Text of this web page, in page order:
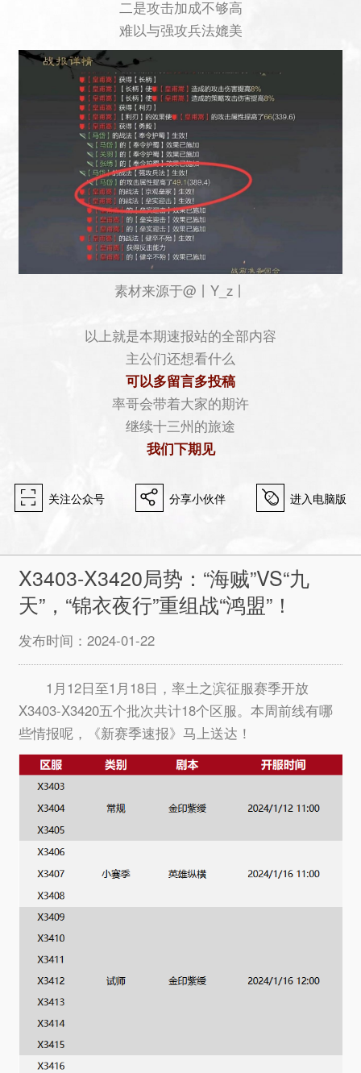
二是攻击加成不够高
难以与强攻兵法媲美
素材来源于@丨Y_z丨
以上就是本期速报站的全部内容
主公们还想看什么
可以多留言多投稿
率哥会带着大家的期许
继续十三州的旅途
我们下期见
򰀁 关注公众号 򰀂 分享小伙伴 򰀄 进入电脑版
X3403-X3420局势：“海贼”VS“九
天”，“锦衣夜行”重组战“鸿盟”！
发布时间：2024-01-22
1月12日至1月18日，率土之滨征服赛季开放
X3403-X3420五个批次共计18个区服。本周前线有哪
些情报呢，《新赛季速报》马上送达！